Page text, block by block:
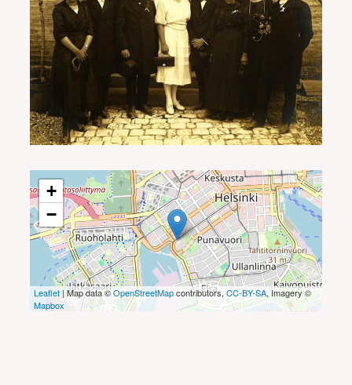
+
−
Leaflet| Map data ©OpenStreetMapcontributors,CC-BY-SA, Imagery ©
Mapbox